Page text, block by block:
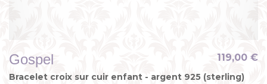
Gospel
Bracelet croix sur cuir enfant - argent 925 (sterling)
119,00 €